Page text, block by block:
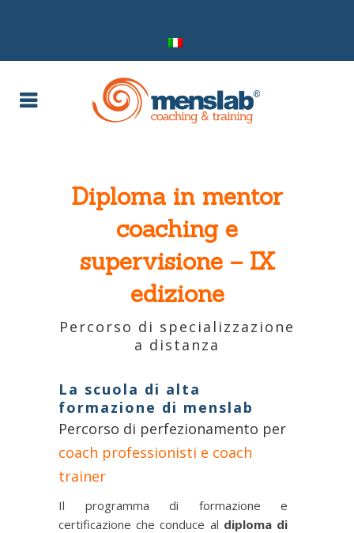
Diploma in mentor
coaching e
supervisione – IX
edizione
Percorso di specializzazione
a distanza
La scuola di alta
formazione di menslab
Percorso di perfezionamento per
coach professionisti e coach
trainer
Il programma di formazione e
certificazione che conduce al diploma di